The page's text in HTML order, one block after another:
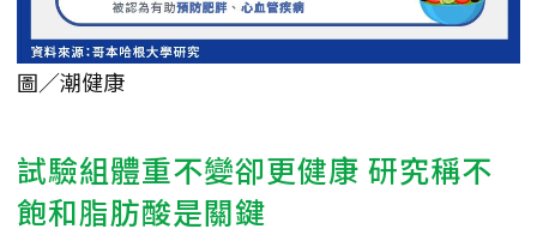
圖／潮健康
試驗組體重不變卻更健康 研究稱不
飽和脂肪酸是關鍵